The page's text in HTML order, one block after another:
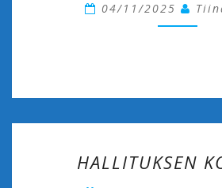
04/11/2025
HALLITUKSEN